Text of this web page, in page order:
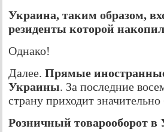
Украина, таким образом,
резиденты которой
Однако!
Далее. Прямые
Украины. За последние
страну приходит
Розничный товарооборот в